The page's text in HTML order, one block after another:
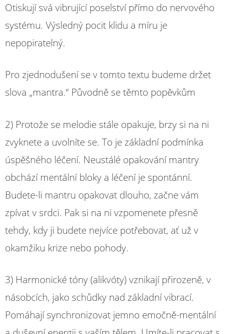
Otiskují svá vibrující poselství přímo do nervového
systému. Výsledný pocit klidu a míru je
nepopiratelný.
Pro zjednodušení se v tomto textu budeme držet
slova „mantra.“ Původně se těmto popěvkům
2) Protože se melodie stále opakuje, brzy si na ni
zvyknete a uvolníte se. To je základní podmínka
úspěšného léčení. Neustálé opakování mantry
obchází mentální bloky a léčení je spontánní.
Budete-li mantru opakovat dlouho, začne vám
zpívat v srdci. Pak si na ni vzpomenete přesně
tehdy, kdy ji budete nejvíce potřebovat, ať už v
okamžiku krize nebo pohody.
3) Harmonické tóny (alikvóty) vznikají přirozeně, v
násobcích, jako schůdky nad základní vibrací.
Pomáhají synchronizovat jemno emočně-mentální